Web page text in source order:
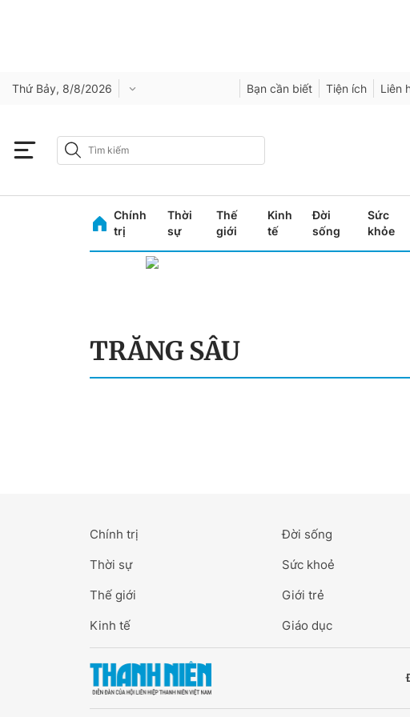
Thứ Bảy, 8/8/2026 Bạn cần biết Tiện ích Liên
Chính
trị
Thời
sự
Thế
giới
Kinh
tế
Đời
sống
Sức
khỏe
TRĂNG SÂU
Chính trị
Thời sự
Thế giới
Kinh tế
Đời sống
Sức khoẻ
Giới trẻ
Giáo dục